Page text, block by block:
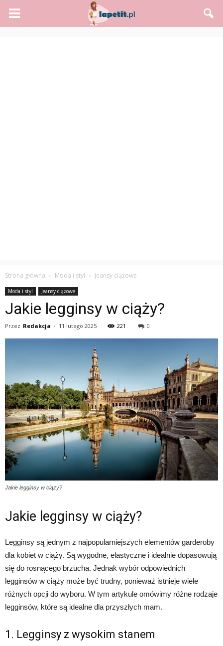
Strona główna Moda i styl Jeansy ciążowe
Moda i styl Jeansy ciążowe
Jakie legginsy w ciąży?
Przez Redakcja - 11 lutego 2025 221 0
Jakie legginsy w ciąży?
Jakie legginsy w ciąży?
Legginsy są jednym z najpopularniejszych elementów garderoby
dla kobiet w ciąży. Są wygodne, elastyczne i idealnie dopasowują
się do rosnącego brzucha. Jednak wybór odpowiednich
legginsów w ciąży może być trudny, ponieważ istnieje wiele
różnych opcji do wyboru. W tym artykule omówimy różne rodzaje
legginsów, które są idealne dla przyszłych mam.
1. Legginsy z wysokim stanem